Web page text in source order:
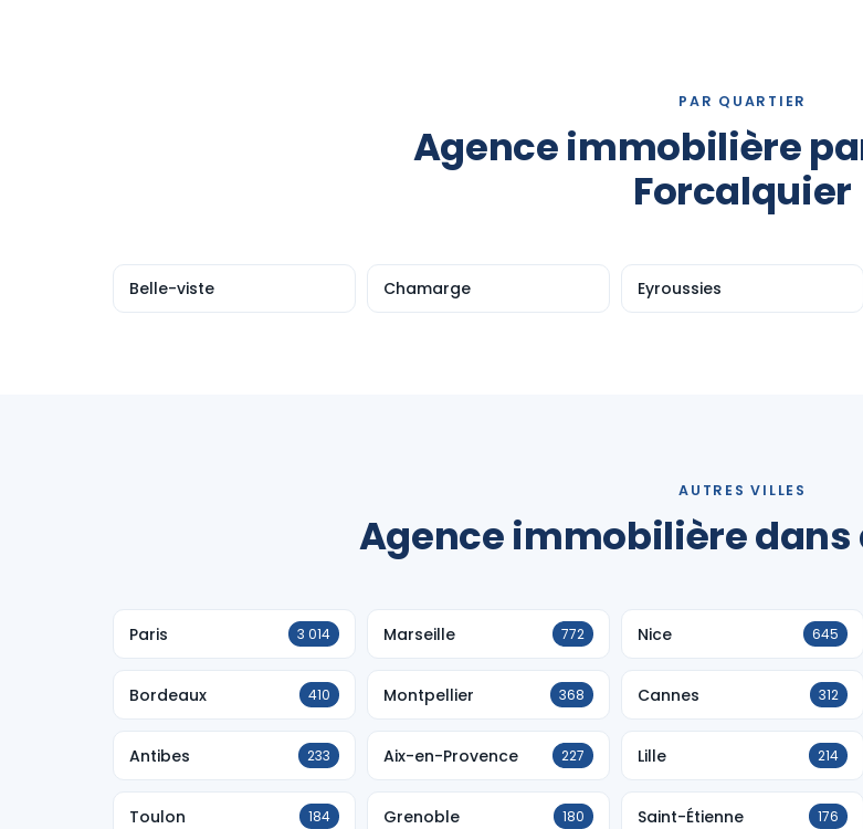
PAR QUARTIER
Agence immobilière
Forcalquier
Belle-viste Chamarge Eyroussies
AUTRES VILLES
Agence immobilière
Paris 3 014 Marseille 772 Nice 645
Bordeaux 410 Montpellier 368 Cannes 312
Antibes 233 Aix-en-Provence 227 Lille 214
Toulon 184 Grenoble 180 Saint-Étienne 176